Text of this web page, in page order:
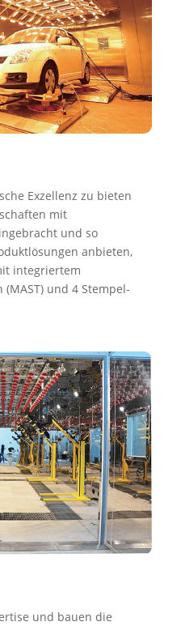
Exzellenz zu bieten
mit
und so
anbieten,
integriertem
und 4 Stempel-
und bauen die